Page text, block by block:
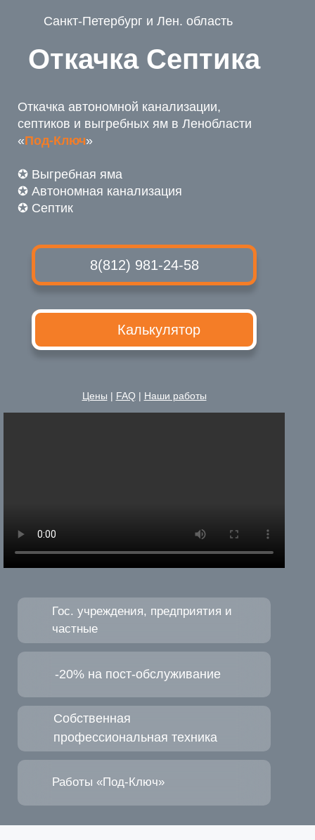
Откачка автономной канализации,
септиков и выгребных ям в Ленобласти
«Под-Ключ»
✪ Выгребная яма
✪ Автономная канализация
✪ Септик
Цены | FAQ| Наши работы
Работы «Под-Ключ»
Собственная
профессиональная техника
-20% на пост-обслуживание
Санкт-Петербург и Лен. область
Гос. учреждения, предприятия и
частные
8(812) 981-24-58
Калькулятор
Откачка Септика